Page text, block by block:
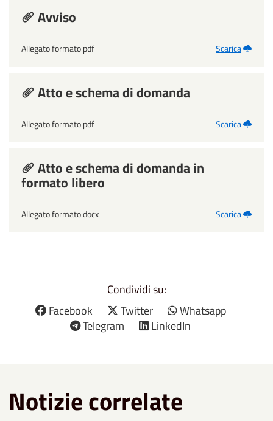
Avviso
Allegato formato pdf Scarica
Atto e schema di domanda
Allegato formato pdf Scarica
Atto e schema di domanda in
formato libero
Allegato formato docx Scarica
Condividi su:
Facebook
Twitter
Whatsapp
Telegram
LinkedIn
Notizie correlate